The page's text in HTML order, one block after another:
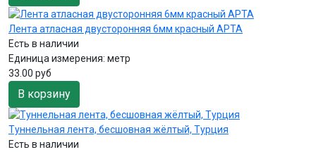
Лента атласная двусторонняя 6мм красный АРТА
Есть в наличии
Единица измерения: метр
33.00 руб
В корзину
Туннельная лента, бесшовная жёлтый, Турция
Есть в наличии